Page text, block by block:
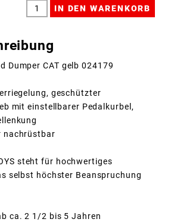
Dumper CAT gelb 024179
geschützter
mit einstellbarer Pedalkurbel,
nachrüstbar
steht für hochwertiges
selbst höchster Beanspruchung
ca. 2 1/2 bis 5 Jahren